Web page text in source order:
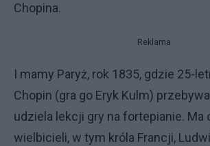
Chopina.
Reklama
I mamy Paryż, rok 1835, gdzie 25-
Chopin (gra go Eryk Kulm)
udziela lekcji gry na fortepianie. Ma
wielbicieli, w tym króla Francji,